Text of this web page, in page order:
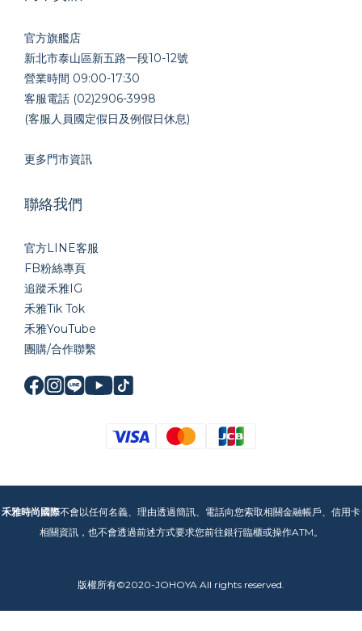
官方旗艦店
新北市泰山區新五路一段10-12號
營業時間 09:00-17:30
客服電話 (02)2906-3998
(客服人員國定假日及例假日休息)
更多門市資訊
聯絡我們
官方LINE客服
FB粉絲專頁
追蹤禾雅IG
禾雅Tik Tok
禾雅YouTube
團購/合作聯繫
禾雅時尚國際不會以任何名義、理由透過簡訊、電話向您索取相關金融帳戶、信用卡
相關資訊，也不會透過前述方式要求您前往銀行臨櫃或操作ATM。
版權所有©2020-JOHOYA All rights reserved.